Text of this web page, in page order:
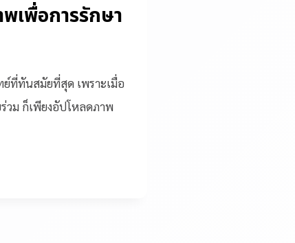
เพื่อการรักษา
ย์ที่ทันสมัยที่สุด เพราะเมื่อ
วม ก็เพียงอัปโหลดภาพ